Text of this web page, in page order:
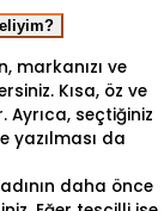
markanızı ve
Kısa, öz ve
Ayrıca, seçtiğiniz
yazılması da
daha önce